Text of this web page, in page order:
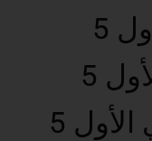
5
5
5